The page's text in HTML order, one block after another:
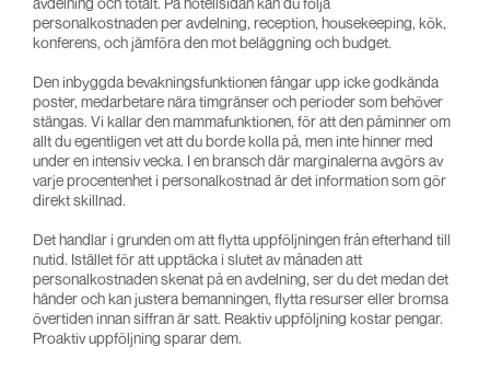
personalkostnaden per avdelning, reception, housekeeping, kök,
konferens, och jämföra den mot beläggning och budget.
Den inbyggda bevakningsfunktionen fångar upp icke godkända
poster, medarbetare nära timgränser och perioder som behöver
stängas. Vi kallar den mammafunktionen, för att den påminner om
allt du egentligen vet att du borde kolla på, men inte hinner med
under en intensiv vecka. I en bransch där marginalerna avgörs av
varje procentenhet i personalkostnad är det information som gör
direkt skillnad.
Det handlar i grunden om att flytta uppföljningen från efterhand till
nutid. Istället för att upptäcka i slutet av månaden att
personalkostnaden skenat på en avdelning, ser du det medan det
händer och kan justera bemanningen, flytta resurser eller bromsa
övertiden innan siffran är satt. Reaktiv uppföljning kostar pengar.
Proaktiv uppföljning sparar dem.